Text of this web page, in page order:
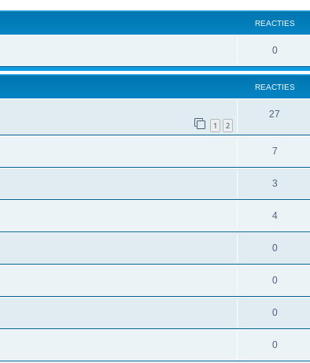
REACTIES
0
REACTIES
1 2
27
7
3
4
0
0
0
0